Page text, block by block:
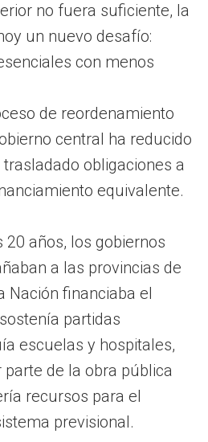
no fuera suficiente, la
un nuevo desafío:
con menos
de reordenamiento
central ha reducido
obligaciones a
equivalente.
años, los gobiernos
a las provincias de
Nación financiaba el
partidas
escuelas y hospitales,
de la obra pública
recursos para el
previsional.